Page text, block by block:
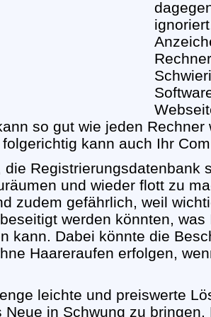
so gut wie jeden
kann auch Ihr
die Registrierungsdatenbank
und wieder flott zu
zudem gefährlich, weil
werden könnten,
kann. Dabei könnte die
Haareraufen erfolgen,
leichte und preiswerte
Neue in Schwung zu